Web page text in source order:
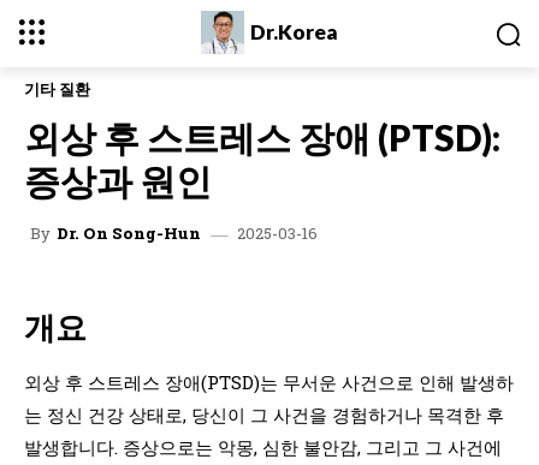
Dr.Korea
기타 질환
외상 후 스트레스 장애 (PTSD):
증상과 원인
By Dr. On Song-Hun 2025-03-16
개요
외상 후 스트레스 장애(PTSD)는 무서운 사건으로 인해 발생하
는 정신 건강 상태로, 당신이 그 사건을 경험하거나 목격한 후
발생합니다. 증상으로는 악몽, 심한 불안감, 그리고 그 사건에